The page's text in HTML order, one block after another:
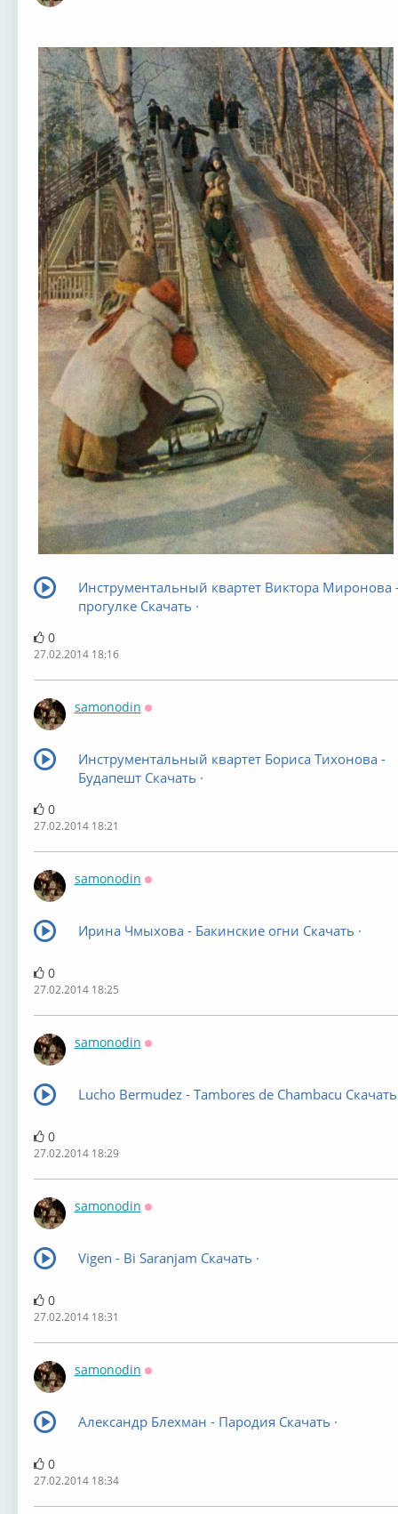
Инструментальный квартет Виктора Миронова
прогулке Скачать ·
0
27.02.2014 18:16
samonodin
Инструментальный квартет Бориса Тихонова -
Будапешт Скачать ·
0
27.02.2014 18:21
samonodin
Ирина Чмыхова - Бакинские огни Скачать ·
0
27.02.2014 18:25
samonodin
Lucho Bermudez - Tambores de Chambacu Скачать
0
27.02.2014 18:29
samonodin
Vigen - Bi Saranjam Скачать ·
0
27.02.2014 18:31
samonodin
Александр Блехман - Пародия Скачать ·
0
27.02.2014 18:34